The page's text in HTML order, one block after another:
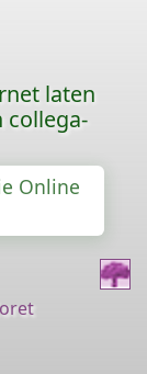
laten
collega-
Online